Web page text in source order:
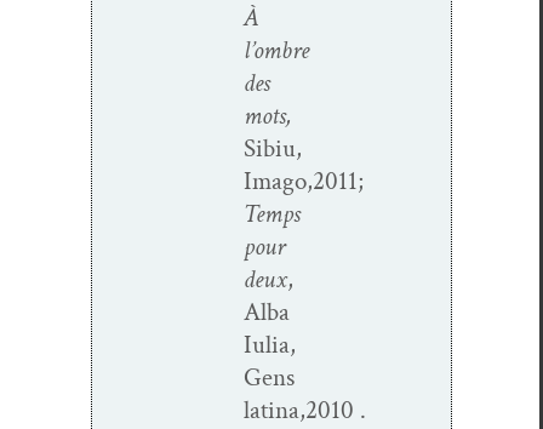
À
l’ombre
des
mots,
Sibiu,
Imago,2011;
Temps
pour
deux,
Alba
Iulia,
Gens
latina,2010 .